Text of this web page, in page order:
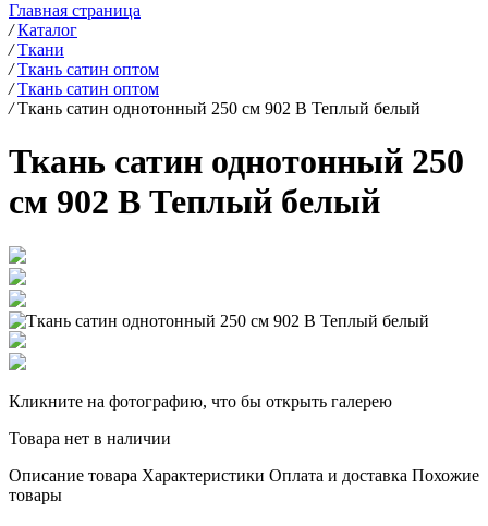
Главная страница
/ Каталог
/ Ткани
/ Ткань сатин оптом
/ Ткань сатин оптом
/ Ткань сатин однотонный 250 см 902 В Теплый белый
Ткань сатин однотонный 250
см 902 В Теплый белый
Кликните на фотографию, что бы открыть галерею
Товара нет в наличии
Описание товара Характеристики Оплата и доставка Похожие
товары